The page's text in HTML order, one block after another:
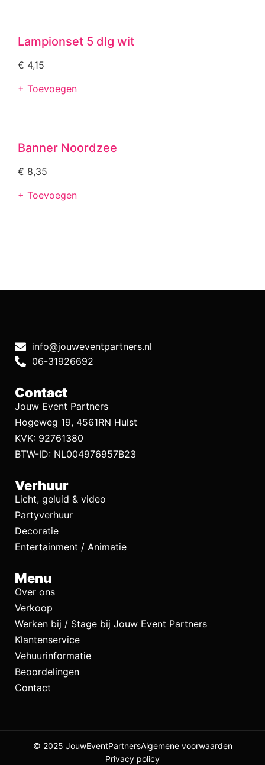
Lampionset 5 dlg wit
€ 4,15
+ Toevoegen
Banner Noordzee
€ 8,35
+ Toevoegen
info@jouweventpartners.nl
06-31926692
Contact
Jouw Event Partners
Hogeweg 19, 4561RN Hulst
KVK: 92761380
BTW-ID: NL004976957B23
Verhuur
Licht, geluid & video
Partyverhuur
Decoratie
Entertainment / Animatie
Menu
Over ons
Verkoop
Werken bij / Stage bij Jouw Event Partners
Klantenservice
Vehuurinformatie
Beoordelingen
Contact
© 2025 JouwEventPartnersAlgemene voorwaarden
Privacy policy